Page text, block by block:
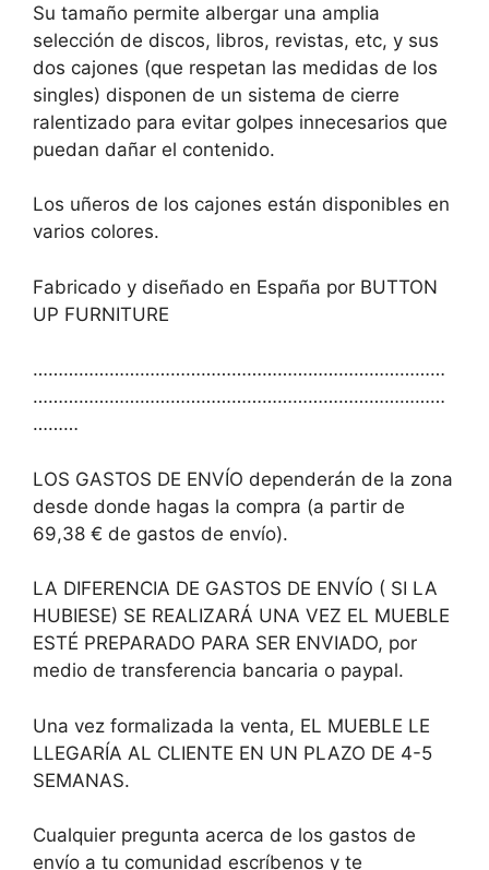
Su tamaño permite albergar una amplia
selección de discos, libros, revistas, etc, y sus
dos cajones (que respetan las medidas de los
singles) disponen de un sistema de cierre
ralentizado para evitar golpes innecesarios que
puedan dañar el contenido.
Los uñeros de los cajones están disponibles en
varios colores.
Fabricado y diseñado en España por BUTTON
UP FURNITURE
………………………………………………………………………
………………………………………………………………………
………
LOS GASTOS DE ENVÍO dependerán de la zona
desde donde hagas la compra (a partir de
69,38 € de gastos de envío).
LA DIFERENCIA DE GASTOS DE ENVÍO ( SI LA
HUBIESE) SE REALIZARÁ UNA VEZ EL MUEBLE
ESTÉ PREPARADO PARA SER ENVIADO, por
medio de transferencia bancaria o paypal.
Una vez formalizada la venta, EL MUEBLE LE
LLEGARÍA AL CLIENTE EN UN PLAZO DE 4-5
SEMANAS.
Cualquier pregunta acerca de los gastos de
envío a tu comunidad escríbenos y te